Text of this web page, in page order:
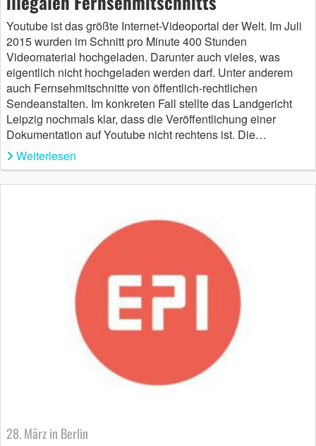
Youtube ist das größte Internet-Videoportal der Welt. Im Juli
2015 wurden im Schnitt pro Minute 400 Stunden
Videomaterial hochgeladen. Darunter auch vieles, was
eigentlich nicht hochgeladen werden darf. Unter anderem
auch Fernsehmitschnitte von öffentlich-rechtlichen
Sendeanstalten. Im konkreten Fall stellte das Landgericht
Leipzig nochmals klar, dass die Veröffentlichung einer
Dokumentation auf Youtube nicht rechtens ist. Die…
Weiterlesen
28. März in Berlin